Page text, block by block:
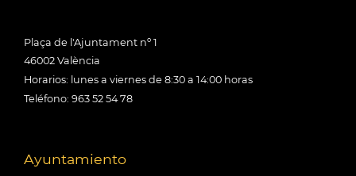
Plaça de l'Ajuntament nº 1
46002 València
Horarios: lunes a viernes de 8:30 a 14:00 horas
Teléfono: 963 52 54 78
Ayuntamiento